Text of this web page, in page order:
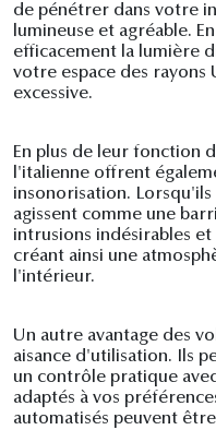
de pénétrer dans votre
lumineuse et agréable.
efficacement la lumière
votre espace des rayons
excessive.
En plus de leur fonction
l'italienne offrent
insonorisation.
agissent comme une
intrusions indésirables
créant ainsi une
l'intérieur.
Un autre avantage des
aisance d'utilisation. Ils
un contrôle pratique
adaptés à vos
automatisés peuvent